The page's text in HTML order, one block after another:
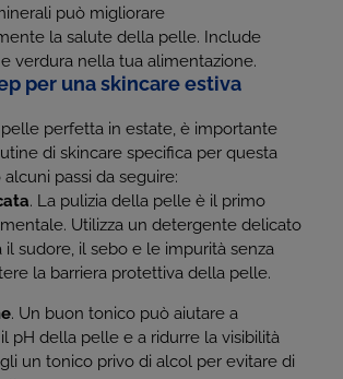
può migliorare
la salute della pelle. Include
verdura nella tua alimentazione.
per una skincare estiva
perfetta in estate, è importante
di skincare specifica per questa
passi da seguire:
. La pulizia della pelle è il primo
Utilizza un detergente delicato
sudore, il sebo e le impurità senza
la barriera protettiva della pelle.
. Un buon tonico può aiutare a
pH della pelle e a ridurre la visibilità
un tonico privo di alcol per evitare di